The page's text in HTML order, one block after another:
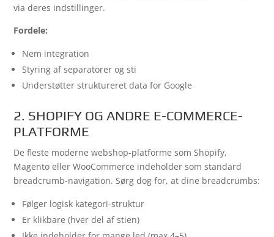
via deres indstillinger.
Fordele:
Nem integration
Styring af separatorer og sti
Understøtter struktureret data for Google
2. SHOPIFY OG ANDRE E-COMMERCE-
PLATFORME
De fleste moderne webshop-platforme som Shopify,
Magento eller WooCommerce indeholder som standard
breadcrumb-navigation. Sørg dog for, at dine breadcrumbs:
Følger logisk kategori-struktur
Er klikbare (hver del af stien)